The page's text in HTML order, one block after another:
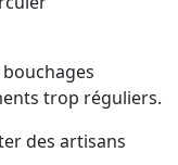
trop réguliers.
des artisans